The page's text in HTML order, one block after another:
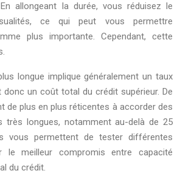
allongeant la durée, vous réduisez le
ce qui peut vous permettre
plus importante. Cependant, cette
longue implique généralement un taux
donc un coût total du crédit supérieur. De
de plus en plus réticentes à accorder des
très longues, notamment au-delà de 25
vous permettent de tester différentes
le meilleur compromis entre capacité
du crédit.